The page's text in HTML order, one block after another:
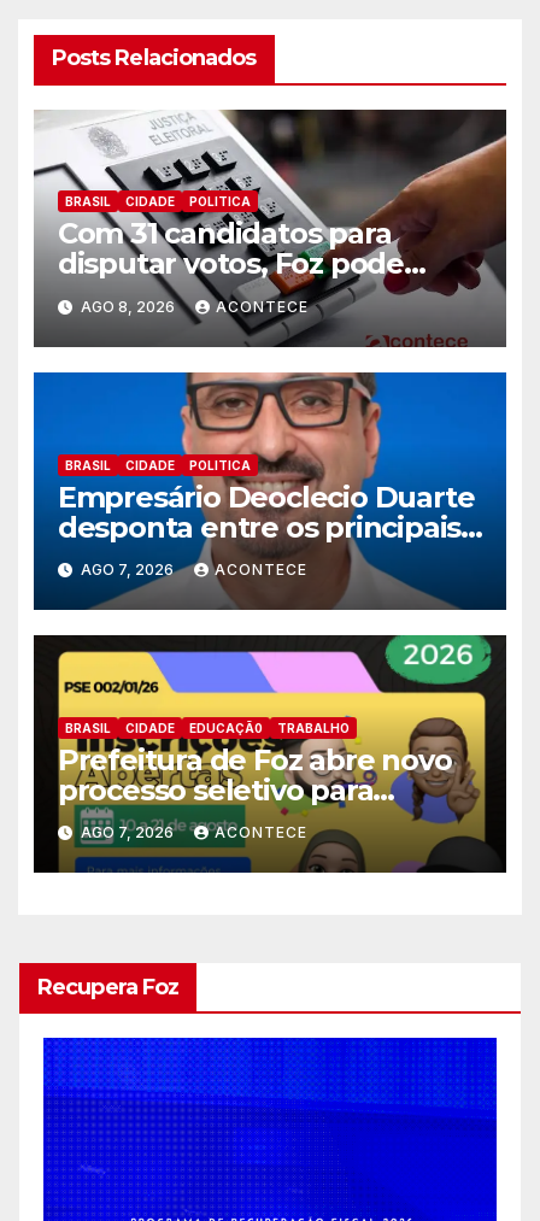
Posts Relacionados
BRASIL CIDADE POLITICA
Com 31 candidatos para
disputar votos, Foz pode
perder representatividade
AGO 8, 2026 ACONTECE
BRASIL CIDADE POLITICA
Empresário Deoclecio Duarte
desponta entre os principais
nomes do União Brasil para
deputado estadual
AGO 7, 2026 ACONTECE
BRASIL CIDADE EDUCAÇÃ0 TRABALHO
Prefeitura de Foz abre novo
processo seletivo para
estagiários
AGO 7, 2026 ACONTECE
Recupera Foz